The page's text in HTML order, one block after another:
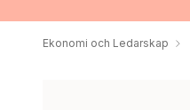
Ekonomi och Ledarskap